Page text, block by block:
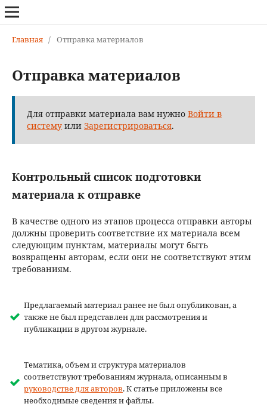
Главная / Отправка материалов
Отправка материалов
Для отправки материала вам нужно Войти в
системуили Зарегистрироваться.
Контрольный список подготовки
материала к отправке
В качестве одного из этапов процесса отправки авторы
должны проверить соответствие их материала всем
следующим пунктам, материалы могут быть
возвращены авторам, если они не соответствуют этим
требованиям.
Предлагаемый материал ранее не был опубликован, а
также не был представлен для рассмотрения и
публикации в другом журнале.
Тематика, объем и структура материалов
соответствуют требованиям журнала, описанным в
руководстве для авторов. К статье приложены все
необходимые сведения и файлы.